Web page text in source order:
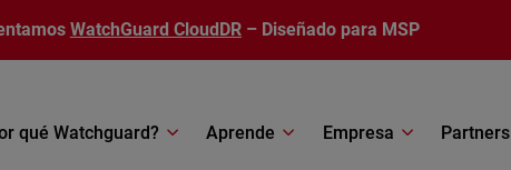
WatchGuard CloudDR – Diseñado para MSP
qué Watchguard? Aprende Empresa Partners